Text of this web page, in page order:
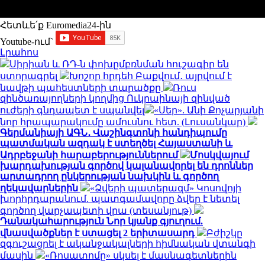
Հետևե՛ք Euromedia24-ին
Youtube-ում`
Լրահոս
Սիրիան և ՌԴ-ն փոխըմբռնման հուշագիր են
ստորագրել
Խոշոր հրդեհ Բաքվում․ այրվում է
նավթի պահեստների տարածքը
Ռուս
զինծառայողների կողմից Ուկրաինայի զինված
ուժերի գնդապետ է սպանվել
«Սեր». Անի Քոչարյանի
նոր հրապարակումը ամուսնու հետ. (Լուսանկար)
Գերմանիայի ԱԳՆ․ Վաշինգտոնի հանդիպումը
պատմական ազդակ է ստեղծել Հայաստանի և
Ադրբեջանի հարաբերություններում
Մոսկվայում
խարդախության գործով կալանավորել են դրոններ
արտադրող ընկերության նախկին և գործող
ղեկավարներին
«Ձվերի պատերազմ» Կոսովոյի
խորհրդարանում. պատգամավորը ձվեր է նետել
գործող վարչապետի վրա (տեսանյութ)
Դանակահարություն Նոր կյանք գյուղում.
վնասվածքներ է ստացել 2 երիտասարդ
Բժիշկը
զգուշացրել է ականջակալների հիմնական վտանգի
մասին
«Ռոսատոմը» սկսել է մասնագետներին